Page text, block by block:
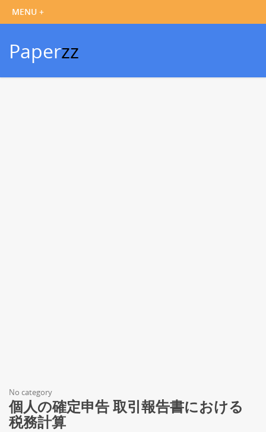
Paperzz
No category
個人の確定申告 取引報告書における
税務計算